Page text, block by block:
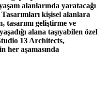
alanlarında yaratacağı
kişisel alanlara
tasarımı geliştirme ve
alana taşıyabilen özel
13 Architects,
her aşamasında